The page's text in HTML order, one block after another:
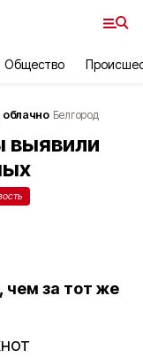
Общество
облачно Белгород
выявили
чем за тот же